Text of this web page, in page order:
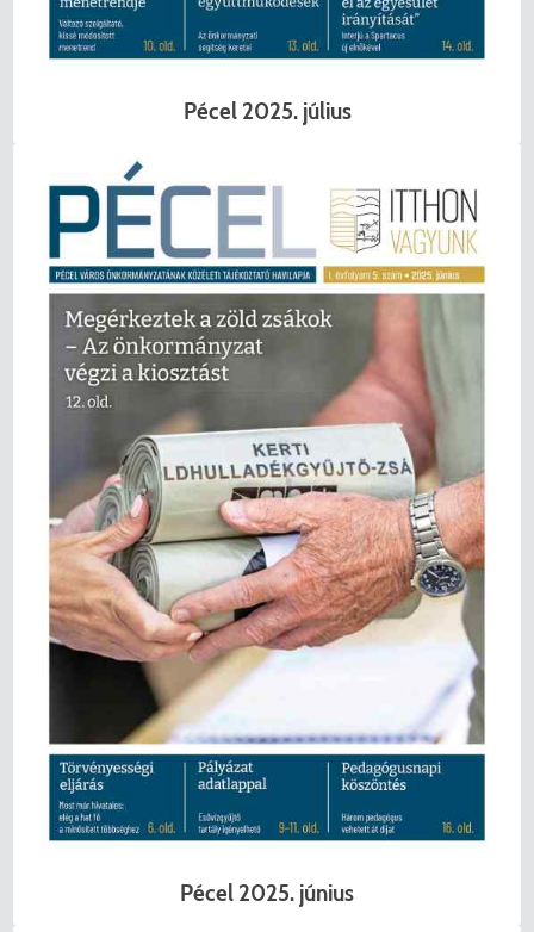
Pécel 2025. július
Pécel 2025. június
KERESÉS